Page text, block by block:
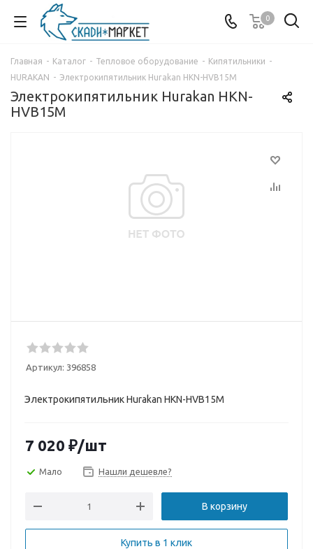
0
Главная - Каталог - Тепловое оборудование - Кипятильники -
HURAKAN - Электрокипятильник Hurakan HKN-HVB15M
Электрокипятильник Hurakan HKN-
HVB15M
Артикул: 396858
Электрокипятильник Hurakan HKN-HVB15M
7 020 ₽/шт
Мало Нашли дешевле?
В корзину
Купить в 1 клик